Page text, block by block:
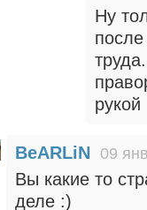
Ну
BeARLiN 09
Вы какие то
деле :)